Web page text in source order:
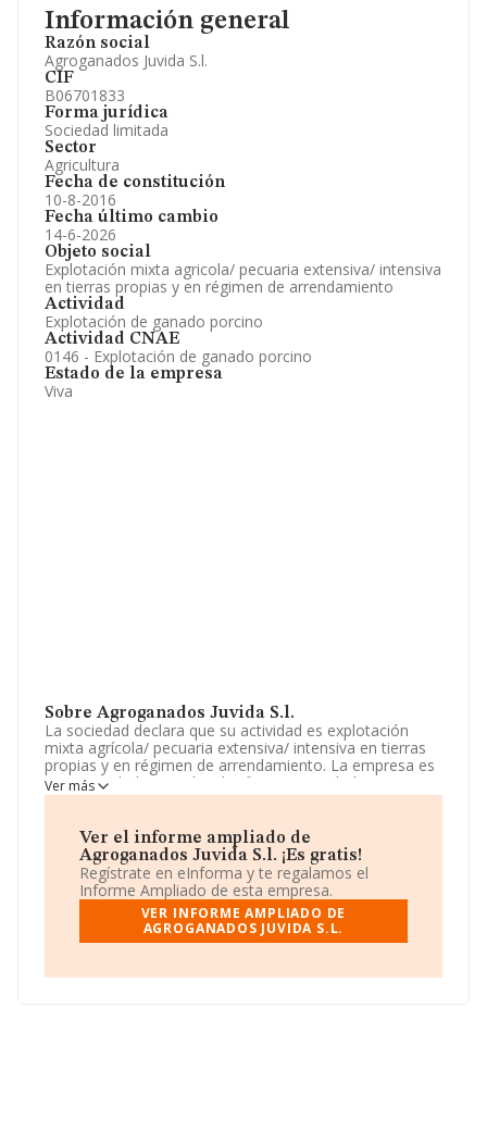
Información general
Razón social
Agroganados Juvida S.l.
CIF
B06701833
Forma jurídica
Sociedad limitada
Sector
Agricultura
Fecha de constitución
10-8-2016
Fecha último cambio
14-6-2026
Objeto social
Explotación mixta agricola/ pecuaria extensiva/ intensiva
en tierras propias y en régimen de arrendamiento
Actividad
Explotación de ganado porcino
Actividad CNAE
0146 - Explotación de ganado porcino
Estado de la empresa
Viva
Sobre Agroganados Juvida S.l.
La sociedad declara que su actividad es explotación
mixta agrícola/ pecuaria extensiva/ intensiva en tierras
propias y en régimen de arrendamiento. La empresa es
una Sociedad Limitada. Clasifica su actividad CNAE
como 'Explotación de ganado porcino', código 0146. No
La sociedad españolaAgroganados Juvida S.L
NIF B06701833, se encuentra en Avenida Luisa Marin
Mira núm. 20, (06130), en el municipio de Valverde De
Leganes, Badajoz, Extremadura.
En relación con el sector y disponiendo de los datos de
asciende a 14.436 millones de euros y se estima que el
Ver más
Ver el informe ampliado de
Agroganados Juvida S.l. ¡Es gratis!
Regístrate en eInforma y te regalamos el
Informe Ampliado de esta empresa.
VER INFORME AMPLIADO DE
AGROGANADOS JUVIDA S.L.
Información oficial y registral complementaria.